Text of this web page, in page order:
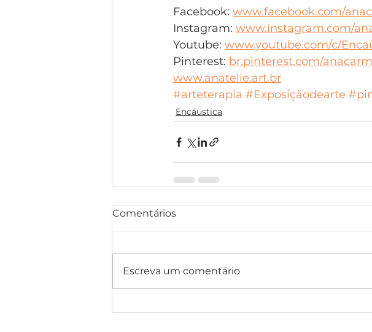
Facebook: www.facebook.com/
Instagram: www.instagram.com/
Youtube: www.youtube.com/c/
Pinterest: br.pinterest.com/
www.anatelie.art.br
#arteterapia #Exposiçãodearte
Encáustica
Comentários
Escreva um comentário